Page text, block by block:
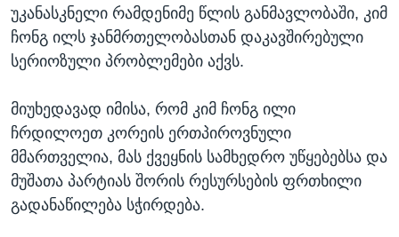
უკანასკნელი რამდენიმე წლის განმავლობაში, კიმ
ჩონგ ილს ჯანმრთელობასთან დაკავშირებული
სერიოზული პრობლემები აქვს.
მიუხედავად იმისა, რომ კიმ ჩონგ ილი
ჩრდილოეთ კორეის ერთპიროვნული
მმართველია, მას ქვეყნის სამხედრო უწყებებსა და
მუშათა პარტიას შორის რესურსების ფრთხილი
გადანაწილება სჭირდება.